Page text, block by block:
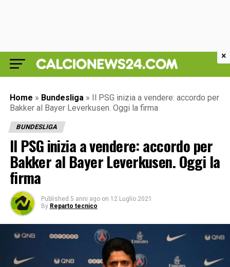
Home » Bundesliga » Il PSG inizia a vendere: accordo per
Bakker al Bayer Leverkusen. Oggi la firma
BUNDESLIGA
Il PSG inizia a vendere: accordo per
Bakker al Bayer Leverkusen. Oggi la
firma
Published 5 anni ago on 12 Luglio 2021
By Reparto tecnico
×